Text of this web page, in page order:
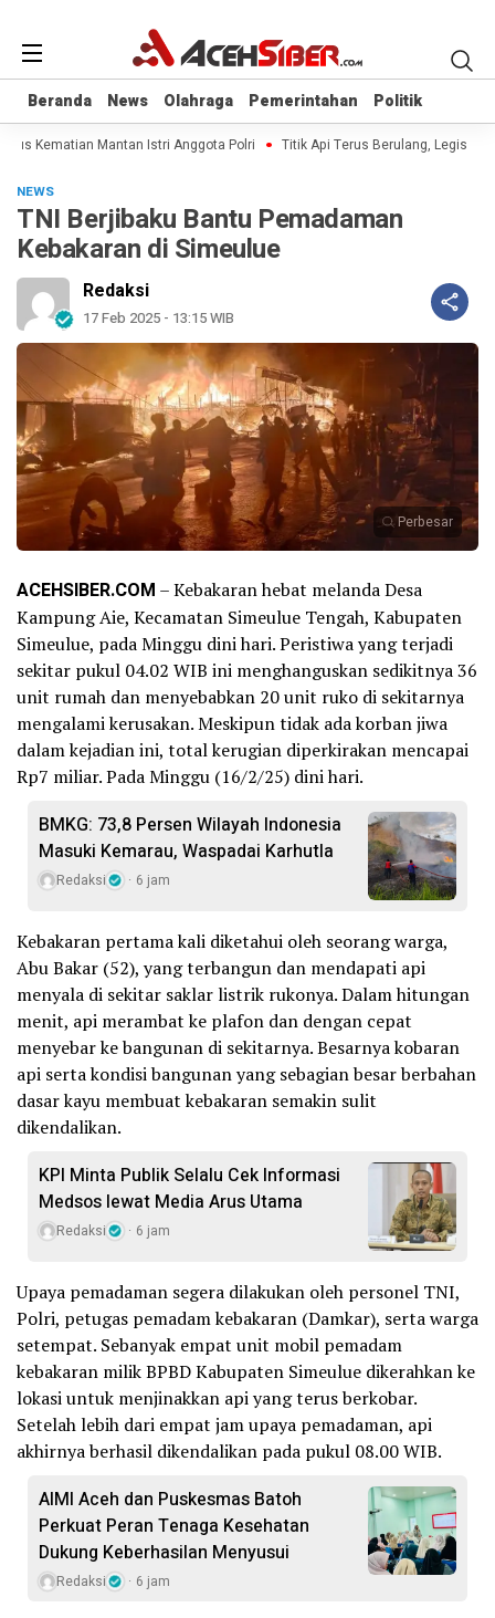
Beranda News Olahraga Pemerintahan Politik
Beranda News Olahraga Pemerintahan Politik
Kematian Mantan Istri Anggota Polri Titik Api Terus Berulang, Legislator
NEWS
TNI Berjibaku Bantu Pemadaman
Kebakaran di Simeulue
Redaksi
17 Feb 2025 - 13:15 WIB
Perbesar
ACEHSIBER.COM – Kebakaran hebat melanda Desa
Kampung Aie, Kecamatan Simeulue Tengah, Kabupaten
Simeulue, pada Minggu dini hari. Peristiwa yang terjadi
sekitar pukul 04.02 WIB ini menghanguskan sedikitnya 36
unit rumah dan menyebabkan 20 unit ruko di sekitarnya
mengalami kerusakan. Meskipun tidak ada korban jiwa
dalam kejadian ini, total kerugian diperkirakan mencapai
Rp7 miliar. Pada Minggu (16/2/25) dini hari.
BMKG: 73,8 Persen Wilayah Indonesia
Masuki Kemarau, Waspadai Karhutla
Redaksi 6 jam
Kebakaran pertama kali diketahui oleh seorang warga,
Abu Bakar (52), yang terbangun dan mendapati api
menyala di sekitar saklar listrik rukonya. Dalam hitungan
menit, api merambat ke plafon dan dengan cepat
menyebar ke bangunan di sekitarnya. Besarnya kobaran
api serta kondisi bangunan yang sebagian besar berbahan
dasar kayu membuat kebakaran semakin sulit
dikendalikan.
KPI Minta Publik Selalu Cek Informasi
Medsos lewat Media Arus Utama
Redaksi 6 jam
Upaya pemadaman segera dilakukan oleh personel TNI,
Polri, petugas pemadam kebakaran (Damkar), serta warga
setempat. Sebanyak empat unit mobil pemadam
kebakaran milik BPBD Kabupaten Simeulue dikerahkan ke
lokasi untuk menjinakkan api yang terus berkobar.
Setelah lebih dari empat jam upaya pemadaman, api
akhirnya berhasil dikendalikan pada pukul 08.00 WIB.
AIMI Aceh dan Puskesmas Batoh
Perkuat Peran Tenaga Kesehatan
Dukung Keberhasilan Menyusui
Redaksi 6 jam